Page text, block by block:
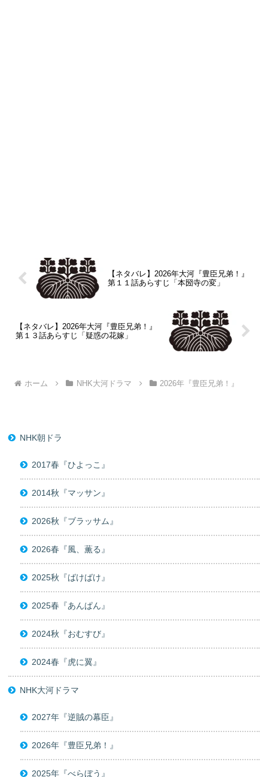
【ネタバレ】2026年大河『豊臣兄弟！』
第１１話あらすじ「本圀寺の変」
【ネタバレ】2026年大河『豊臣兄弟！』
第１３話あらすじ「疑惑の花嫁」
ホーム NHK大河ドラマ 2026年『豊臣兄弟！』
NHK朝ドラ
2017春『ひよっこ』
2014秋『マッサン』
2026秋『ブラッサム』
2026春『風、薫る』
2025秋『ばけばけ』
2025春『あんぱん』
2024秋『おむすび』
2024春『虎に翼』
NHK大河ドラマ
2027年『逆賊の幕臣』
2026年『豊臣兄弟！』
2025年『べらぼう』